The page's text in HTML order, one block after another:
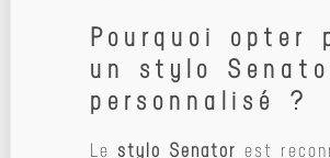
Pourquoi opter
un stylo
personnalisé ?
Le stylo Senator est